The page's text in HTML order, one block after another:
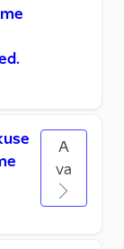
A
va